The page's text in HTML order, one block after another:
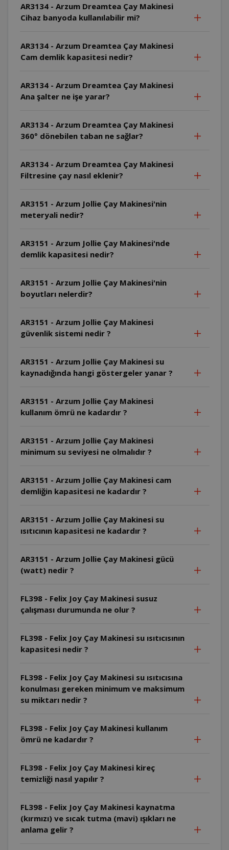
AR3134 - Arzum Dreamtea Çay Makinesi
Cihaz banyoda kullanılabilir mi?
AR3134 - Arzum Dreamtea Çay Makinesi
Cam demlik kapasitesi nedir?
AR3134 - Arzum Dreamtea Çay Makinesi
Ana şalter ne işe yarar?
AR3134 - Arzum Dreamtea Çay Makinesi
360° dönebilen taban ne sağlar?
AR3134 - Arzum Dreamtea Çay Makinesi
Filtresine çay nasıl eklenir?
AR3151 - Arzum Jollie Çay Makinesi'nin
meteryali nedir?
AR3151 - Arzum Jollie Çay Makinesi'nde
demlik kapasitesi nedir?
AR3151 - Arzum Jollie Çay Makinesi'nin
boyutları nelerdir?
AR3151 - Arzum Jollie Çay Makinesi
güvenlik sistemi nedir ?
AR3151 - Arzum Jollie Çay Makinesi su
kaynadığında hangi göstergeler yanar ?
AR3151 - Arzum Jollie Çay Makinesi
kullanım ömrü ne kadardır ?
AR3151 - Arzum Jollie Çay Makinesi
minimum su seviyesi ne olmalıdır ?
AR3151 - Arzum Jollie Çay Makinesi cam
demliğin kapasitesi ne kadardır ?
AR3151 - Arzum Jollie Çay Makinesi su
ısıtıcının kapasitesi ne kadardır ?
AR3151 - Arzum Jollie Çay Makinesi gücü
(watt) nedir ?
FL398 - Felix Joy Çay Makinesi susuz
çalışması durumunda ne olur ?
FL398 - Felix Joy Çay Makinesi su ısıtıcısının
kapasitesi nedir ?
FL398 - Felix Joy Çay Makinesi su ısıtıcısına
konulması gereken minimum ve maksimum
su miktarı nedir ?
FL398 - Felix Joy Çay Makinesi kullanım
ömrü ne kadardır ?
FL398 - Felix Joy Çay Makinesi kireç
temizliği nasıl yapılır ?
FL398 - Felix Joy Çay Makinesi kaynatma
(kırmızı) ve sıcak tutma (mavi) ışıkları ne
anlama gelir ?